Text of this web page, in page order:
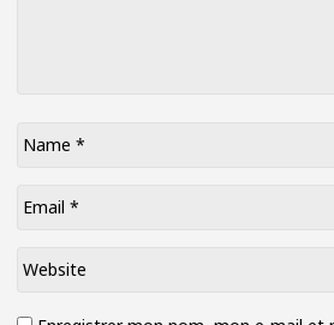
Name
Email
Website